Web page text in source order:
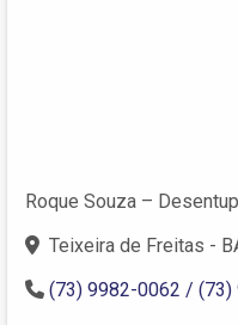
Roque Souza –
Teixeira de Freitas -
(73) 9982-0062 / (73)